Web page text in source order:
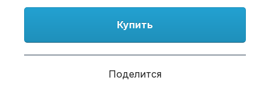
Купить
Поделится